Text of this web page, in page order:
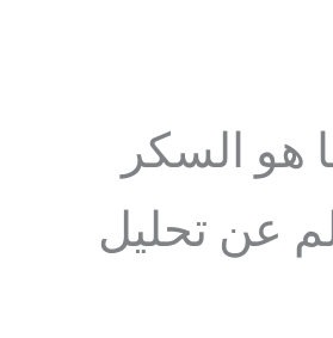
هو السكر
عن تحليل